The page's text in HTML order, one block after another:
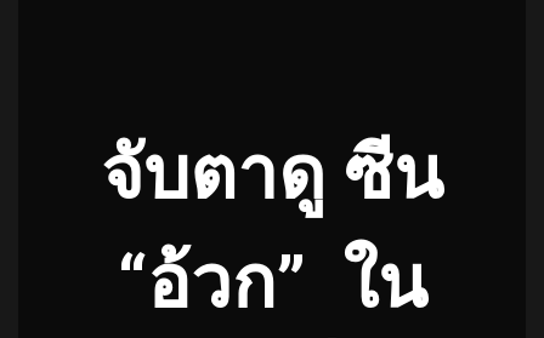
จับตาดู ซีน
“อ้วก” ใน